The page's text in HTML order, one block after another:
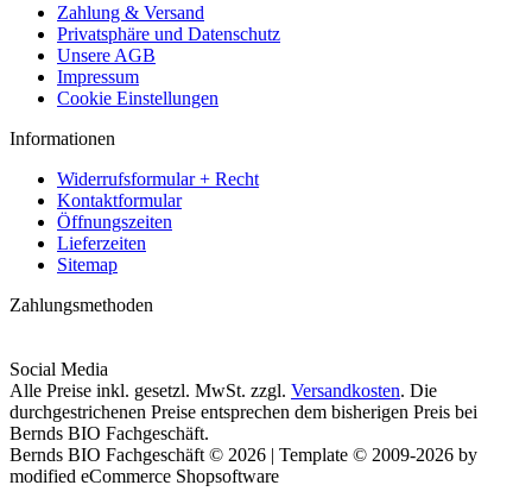
Zahlung & Versand
Privatsphäre und Datenschutz
Unsere AGB
Impressum
Cookie Einstellungen
Informationen
Widerrufsformular + Recht
Kontaktformular
Öffnungszeiten
Lieferzeiten
Sitemap
Zahlungsmethoden
Social Media
Alle Preise inkl. gesetzl. MwSt. zzgl. Versandkosten. Die
durchgestrichenen Preise entsprechen dem bisherigen Preis bei
Bernds BIO Fachgeschäft.
Bernds BIO Fachgeschäft © 2026 | Template © 2009-2026 by
modified eCommerce Shopsoftware